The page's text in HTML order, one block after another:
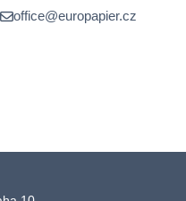
office@europapier.cz